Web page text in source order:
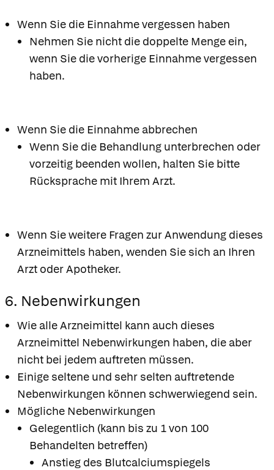
Wenn Sie die Einnahme vergessen haben
Nehmen Sie nicht die doppelte Menge ein,
wenn Sie die vorherige Einnahme vergessen
haben.
Wenn Sie die Einnahme abbrechen
Wenn Sie die Behandlung unterbrechen oder
vorzeitig beenden wollen, halten Sie bitte
Rücksprache mit Ihrem Arzt.
Wenn Sie weitere Fragen zur Anwendung dieses
Arzneimittels haben, wenden Sie sich an Ihren
Arzt oder Apotheker.
6. Nebenwirkungen
Wie alle Arzneimittel kann auch dieses
Arzneimittel Nebenwirkungen haben, die aber
nicht bei jedem auftreten müssen.
Einige seltene und sehr selten auftretende
Nebenwirkungen können schwerwiegend sein.
Mögliche Nebenwirkungen
Gelegentlich (kann bis zu 1 von 100
Behandelten betreffen)
Anstieg des Blutcalciumspiegels